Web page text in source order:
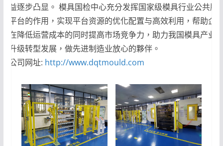
益逐步凸显。 模具国检中心充分发挥国家级模具行业公共服
平台的作用，实现平台资源的优化配置与高效利用，帮助企
在降低运营成本的同时提高市场竞争力，助力我国模具产业
升级转型发展，做先进制造业放心的夥伴。
公司网址: http://www.dqtmould.com